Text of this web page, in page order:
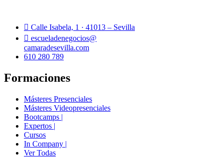
Calle Isabela, 1 · 41013 – Sevilla
escueladenegocios@
camaradesevilla.com
610 280 789
Formaciones
Másteres Presenciales
Másteres Videopresenciales
Bootcamps |
Expertos |
Cursos
In Company |
Ver Todas